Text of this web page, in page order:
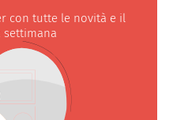
con tutte le novità e il
settimana